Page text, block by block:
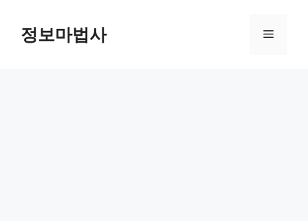
정보마법사 메